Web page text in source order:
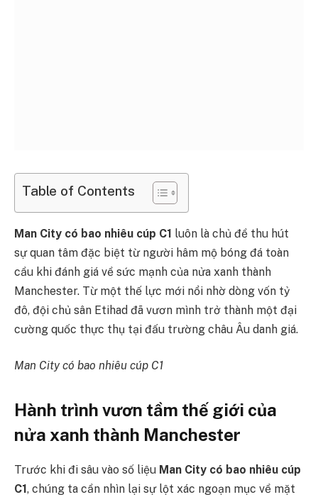
Table of Contents
Man City có bao nhiêu cúp C1 luôn là chủ đề thu hút
sự quan tâm đặc biệt từ người hâm mộ bóng đá toàn
cầu khi đánh giá về sức mạnh của nửa xanh thành
Manchester. Từ một thế lực mới nổi nhờ dòng vốn tỷ
đô, đội chủ sân Etihad đã vươn mình trở thành một đại
cường quốc thực thụ tại đấu trường châu Âu danh giá.
Man City có bao nhiêu cúp C1
Hành trình vươn tầm thế giới của
nửa xanh thành Manchester
Trước khi đi sâu vào số liệu Man City có bao nhiêu cúp
C1, chúng ta cần nhìn lại sự lột xác ngoạn mục về mặt